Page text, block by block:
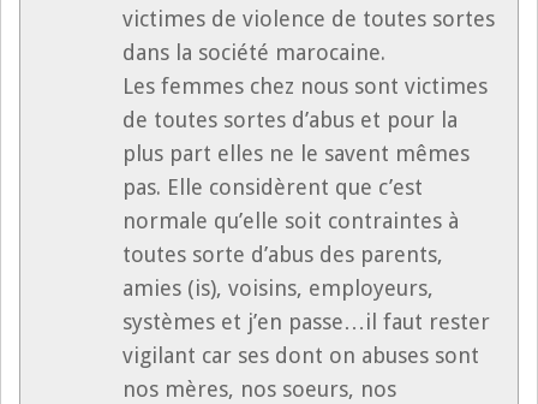
victimes de violence de toutes sortes
dans la société marocaine.
Les femmes chez nous sont victimes
de toutes sortes d’abus et pour la
plus part elles ne le savent mêmes
pas. Elle considèrent que c’est
normale qu’elle soit contraintes à
toutes sorte d’abus des parents,
amies (is), voisins, employeurs,
systèmes et j’en passe…il faut rester
vigilant car ses dont on abuses sont
nos mères, nos soeurs, nos